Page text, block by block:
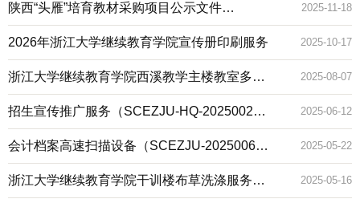
陕西“头雁”培育教材采购项目公示文件
（SCEZJU-HQ-2025004）单一来源公示
2025-11-18
2026年浙江大学继续教育学院宣传册印刷服务 2025-10-17
浙江大学继续教育学院西溪教学主楼教室多媒
体设备采购公告
2025-08-07
招生宣传推广服务（SCEZJU-HQ-2025002）
单一来源公示
2025-06-12
会计档案高速扫描设备（SCEZJU-2025006）
单一来源公示
2025-05-22
浙江大学继续教育学院干训楼布草洗涤服务采 2025-05-16